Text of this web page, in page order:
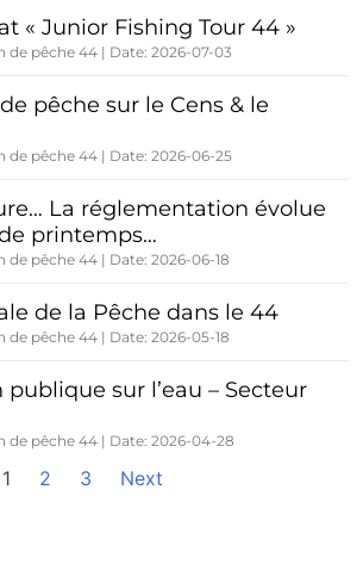
« Junior Fishing Tour 44 »
de pêche 44 Date: 2026-07-03
pêche sur le Cens & le
de pêche 44 Date: 2026-06-25
La réglementation évolue
printemps…
de pêche 44 Date: 2026-06-18
de la Pêche dans le 44
de pêche 44 Date: 2026-05-18
sur l’eau – Secteur
de pêche 44 Date: 2026-04-28
1 2 3 Next